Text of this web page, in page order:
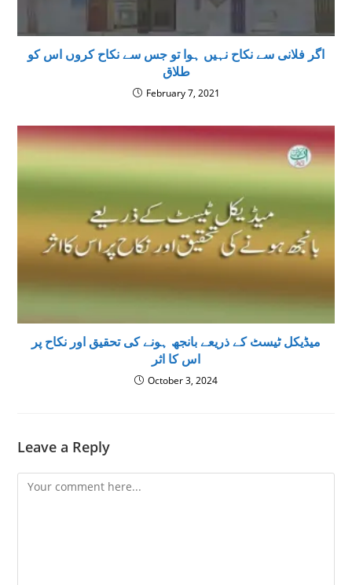
اگر فلانى سے نکاح نہیں ہوا تو جس سے نکاح کروں اس کو
طلاق
February 7, 2021
میڈیکل ٹیسٹ کے ذریعے بانجھ ہونے کی تحقیق اور نکاح پر
اس کا اثر
October 3, 2024
Leave a Reply
Comment